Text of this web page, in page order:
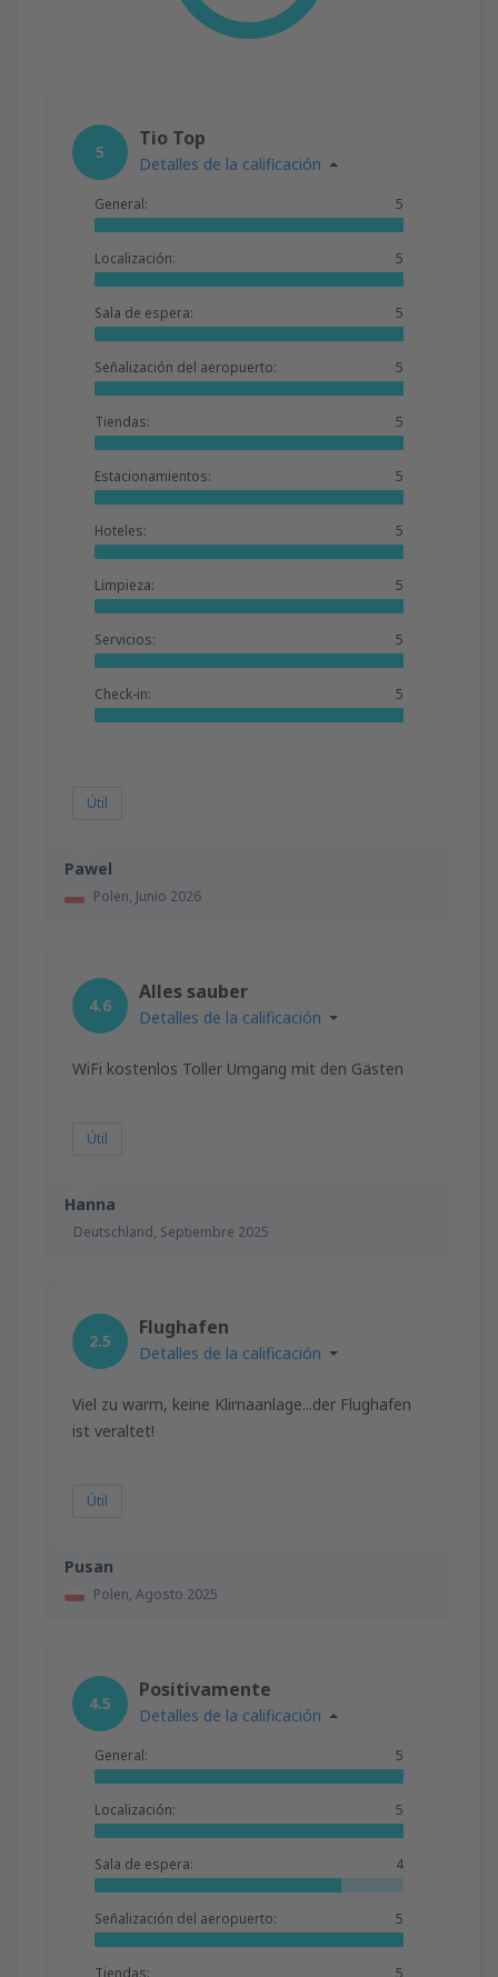
Pawel
Polen, Junio 2026
5
Tio Top
Detalles de la calificación
General: 5
Localización: 5
Sala de espera: 5
Señalización del aeropuerto: 5
Tiendas: 5
Estacionamientos: 5
Hoteles: 5
Limpieza: 5
Servicios: 5
Check-in: 5
Útil
Hanna
Deutschland, Septiembre 2025
4.6
Alles sauber
Detalles de la calificación
WiFi kostenlos Toller Umgang mit den Gästen
Útil
Pusan
Polen, Agosto 2025
2.5
Flughafen
Detalles de la calificación
Viel zu warm, keine Klimaanlage...der Flughafen
ist veraltet!
Útil
4.5
Positivamente
Detalles de la calificación
General: 5
Localización: 5
Sala de espera: 4
Señalización del aeropuerto: 5
Tiendas: 5